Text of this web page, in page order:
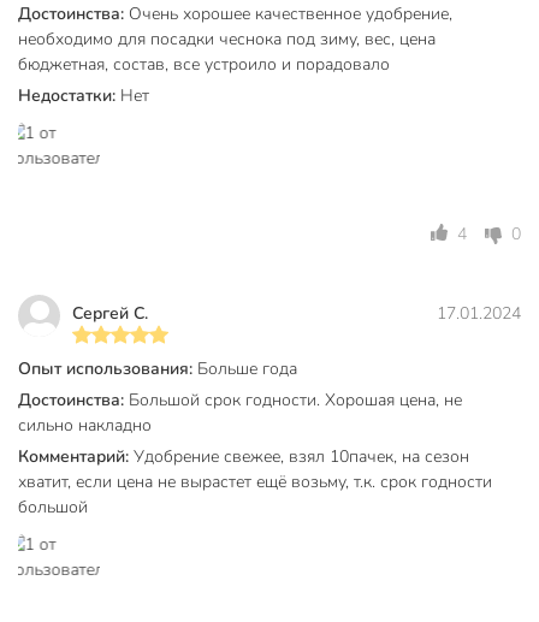
Достоинства: Очень хорошее качественное удобрение,
необходимо для посадки чеснока под зиму, вес, цена
бюджетная, состав, все устроило и порадовало
Недостатки: Нет
4 0
Сергей С. 17.01.2024
Опыт использования: Больше года
Достоинства: Большой срок годности. Хорошая цена, не
сильно накладно
Комментарий: Удобрение свежее, взял 10пачек, на сезон
хватит, если цена не вырастет ещё возьму, т.к. срок годности
большой